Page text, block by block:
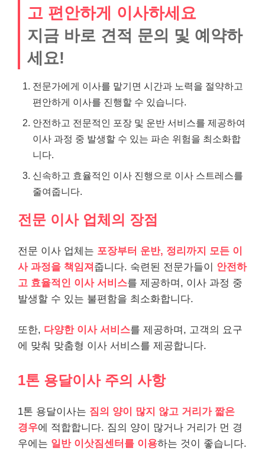
고 편안하게 이사하세요
지금 바로 견적 문의 및 예약하
세요!
전문가에게 이사를 맡기면 시간과 노력을 절약하고
편안하게 이사를 진행할 수 있습니다.
안전하고 전문적인 포장 및 운반 서비스를 제공하여
이사 과정 중 발생할 수 있는 파손 위험을 최소화합
니다.
신속하고 효율적인 이사 진행으로 이사 스트레스를
줄여줍니다.
전문 이사 업체의 장점
전문 이사 업체는 포장부터 운반, 정리까지 모든 이
사 과정을 책임져 줍니다. 숙련된 전문가들이 안전하
고 효율적인 이사 서비스를 제공하며, 이사 과정 중
발생할 수 있는 불편함을 최소화합니다.
또한, 다양한 이사 서비스를 제공하며, 고객의 요구
에 맞춰 맞춤형 이사 서비스를 제공합니다.
1톤 용달이사 주의 사항
1톤 용달이사는 짐의 양이 많지 않고 거리가 짧은
경우에 적합합니다. 짐의 양이 많거나 거리가 먼 경
우에는 일반 이삿짐센터를 이용하는 것이 좋습니다.